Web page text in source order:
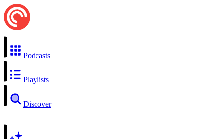
Podcasts
Playlists
Discover